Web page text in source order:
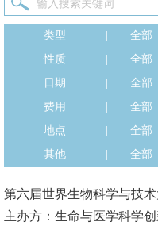
类型
全部
性质
全部
日期
全部
费用
全部
地点
全部
其他
全部
第六届世界生物科学与技术
主办方：生命与医学科学